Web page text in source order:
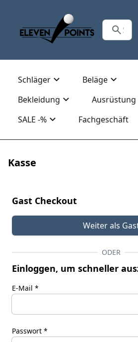
Schläger Beläge
Bekleidung
Ausrüstung
SALE -%
Fachgeschäft
Kasse
Gast Checkout
Weiter als
ODER
Einloggen, um schneller
E-Mail *
Passwort *